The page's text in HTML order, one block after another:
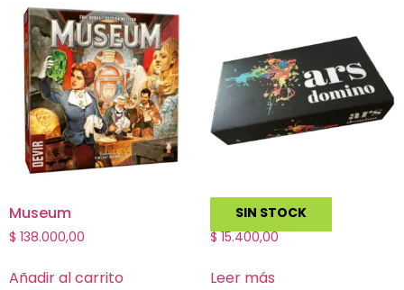
Museum
$ 138.000,00
Añadir al carrito
SIN STOCK
Ars Domino
$ 15.400,00
Leer más